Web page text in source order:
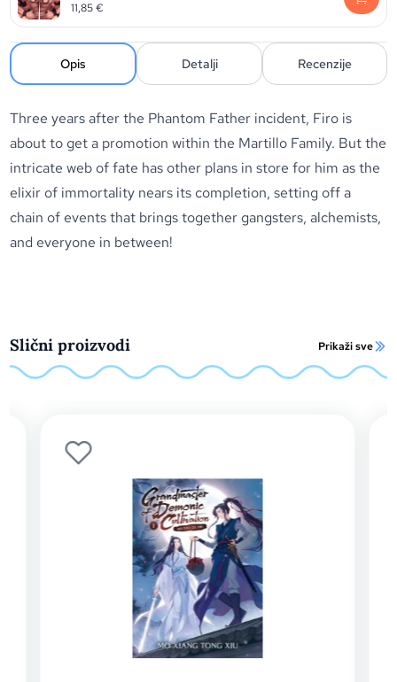
11,85€
Opis Detalji Recenzije
Three years after the Phantom Father incident, Firo is
about to get a promotion within the Martillo Family. But the
intricate web of fate has other plans in store for him as the
elixir of immortality nears its completion, setting off a
chain of events that brings together gangsters, alchemists,
and everyone in between!
Slični proizvodi Prikaži sve